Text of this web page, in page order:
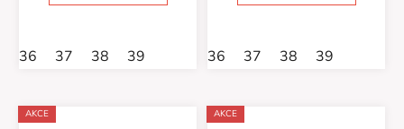
36 37 38 39 36 37 38 39
AKCE AKCE